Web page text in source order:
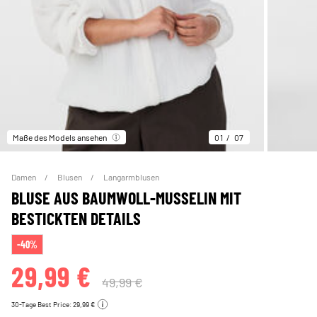
Maße des Models ansehen 01 07
Damen Blusen Langarmblusen
BLUSE AUS BAUMWOLL-MUSSELIN MIT
BESTICKTEN DETAILS
-40%
29,99 € 49,99 €
30-Tage Best Price: 29,99 €